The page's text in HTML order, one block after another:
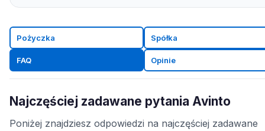
Pożyczka Spółka
FAQ Opinie
Najczęściej zadawane pytania Avinto
Poniżej znajdziesz odpowiedzi na najczęściej zadawane